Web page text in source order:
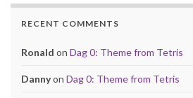
RECENT COMMENTS
Ronald on Dag 0: Theme from Tetris
Dannyon Dag 0: Theme from Tetris